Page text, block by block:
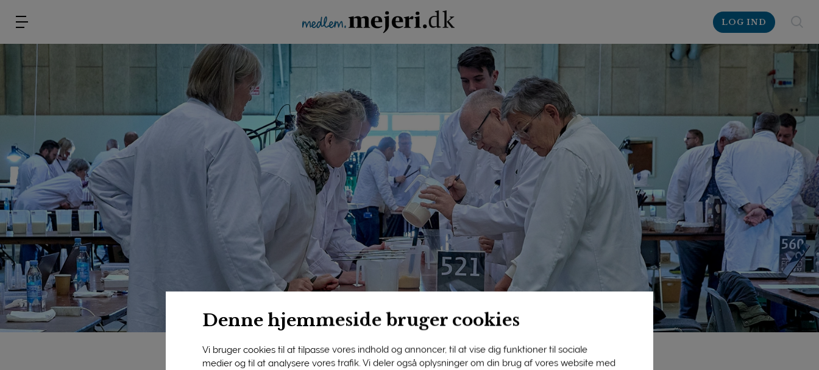
Denne hjemmeside bruger cookies
Vi bruger cookies til at tilpasse vores indhold og annoncer, til at vise dig funktioner til sociale
medier og til at analysere vores trafik. Vi deler også oplysninger om din brug af vores website med
LOG IND